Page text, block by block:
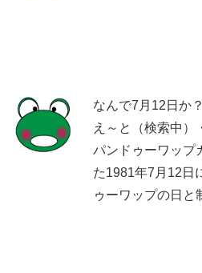
なんで7月12日か？
え～と（検索中）
パンドゥーワップ
た1981年7月12日
ゥーワップの日と